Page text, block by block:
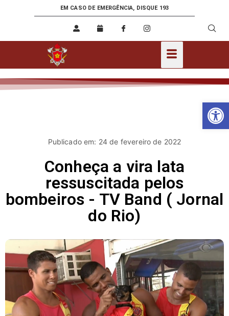
EM CASO DE EMERGÊNCIA, DISQUE 193
Publicado em: 24 de fevereiro de 2022
Conheça a vira lata
ressuscitada pelos
bombeiros - TV Band ( Jornal
do Rio)